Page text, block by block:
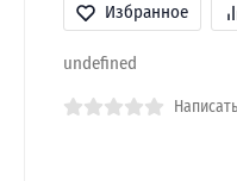
Избранное
undefined